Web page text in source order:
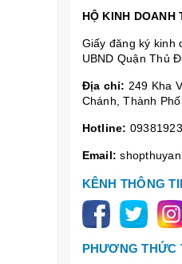
HỘ KINH DOANH
Giấy đăng ký kinh
UBND Quận Thủ
Địa chỉ: 249 Kha
Chánh, Thành
Hotline:
Email:
KÊNH THÔNG
PHƯƠNG THỨC